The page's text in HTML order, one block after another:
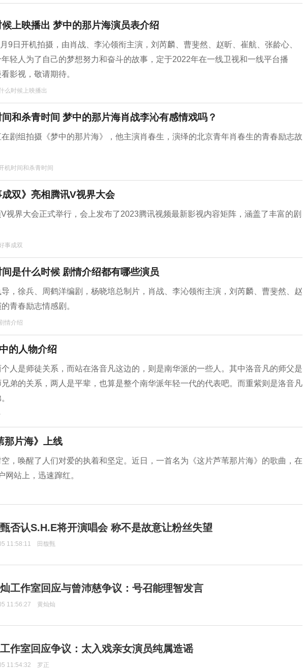
候上映播出 梦中的那片海演员表介绍
9日开机拍摄，由肖战、李沁领衔主演，刘芮麟、曹斐然、赵昕、崔航、张龄心、
轻人为了自己的梦想努力和奋斗的故事，定于2022年在一线卫视和一线平台播
影视，敬请期待。
么时候上映播出
间和杀青时间 梦中的那片海肖战李沁有感情戏吗？
剧组拍摄《梦中的那片海》，他主演肖春生，演绎的北京青年肖春生的青春励志故
机时间和杀青时间
成双》亮相腾讯V视界大会
视界大会正式举行，会上发布了2023腾讯视频最新影视内容矩阵，涵盖了丰富的剧
事成双
间是什么时候 剧情介绍都有哪些演员
导，徐兵、周鹤洋编剧，杨晓培总制片，肖战、李沁领衔主演，刘芮麟、曹斐然、赵
青春励志情感剧。
情介绍
的人物介绍
人是师徒关系，而站在洛音凡这边的，则是南华派的一些人。其中洛音凡的师父是
弟的关系，两人是平辈，也算是整个南华派年轻一代的代表吧。而重紫则是洛音凡
那片海》上线
，唤醒了人们对爱的执着和坚定。近日，一首名为《这片芦苇那片海》的歌曲，在
网站上，迅速蹿红。
否认S.H.E将开演唱会 称不是故意让粉丝失望
11:58:11 田馥甄
工作室回应与曾沛慈争议：号召能理智发言
11:56:27 黄灿灿
作室回应争议：太入戏亲女演员纯属造谣
11:54:32 罗正